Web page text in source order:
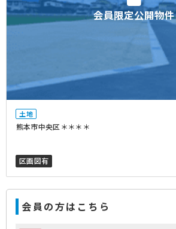
会員限定公開物件
土地
熊本市中央区＊＊＊＊
区画図有
会員の方はこちら